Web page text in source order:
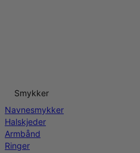
Smykker
Navnesmykker
Halskjeder
Armbånd
Ringer